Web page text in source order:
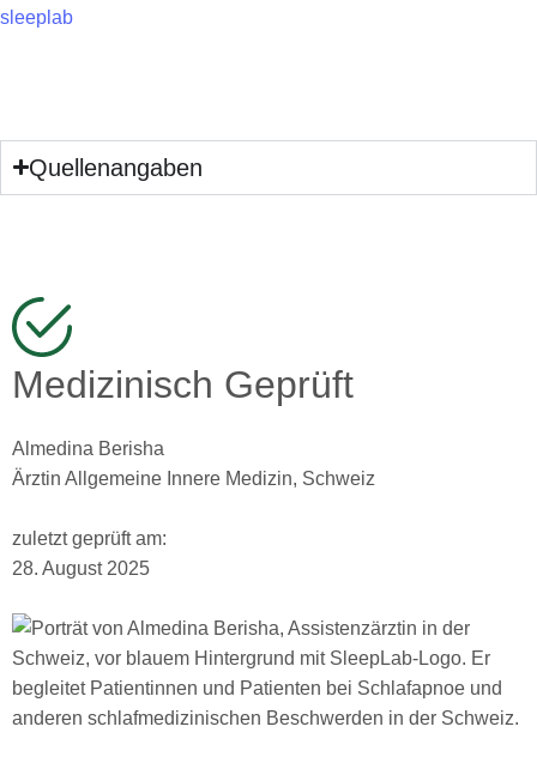
sleeplab
Quellenangaben
Medizinisch Geprüft
Almedina Berisha
Ärztin Allgemeine Innere Medizin, Schweiz
zuletzt geprüft am:
28. August 2025